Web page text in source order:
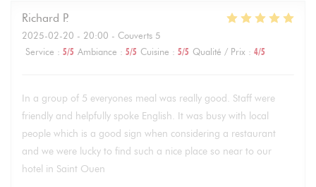
Richard P
2025-02-20 - 20:00 - Couverts 5
Service : 5/5 Ambiance : 5/5 Cuisine : 5/5 Qualité / Prix : 4/5
In a group of 5 everyones meal was really good. Staff were
friendly and helpfully spoke English. It was busy with local
people which is a good sign when considering a restaurant
and we were lucky to find such a nice place so near to our
hotel in Saint Ouen